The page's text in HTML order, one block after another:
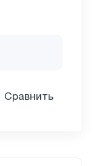
Сравнить